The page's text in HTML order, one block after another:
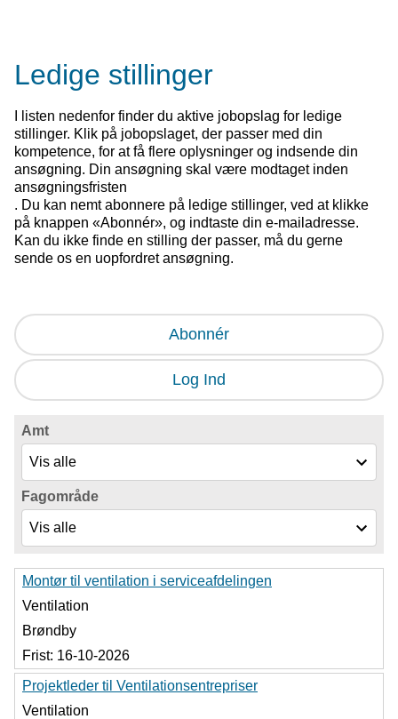
Ledige stillinger
I listen nedenfor finder du aktive jobopslag for ledige
stillinger. Klik på jobopslaget, der passer med din
kompetence, for at få flere oplysninger og indsende din
ansøgning. Din ansøgning skal være modtaget inden
ansøgningsfristen
. Du kan nemt abonnere på ledige stillinger, ved at klikke
på knappen «Abonnér», og indtaste din e-mailadresse.
Kan du ikke finde en stilling der passer, må du gerne
sende os en uopfordret ansøgning.
Abonnér
Log Ind
Amt
Fagområde
Montør til ventilation i serviceafdelingen
Ventilation
Brøndby
Frist: 16-10-2026
Projektleder til Ventilationsentrepriser
Ventilation